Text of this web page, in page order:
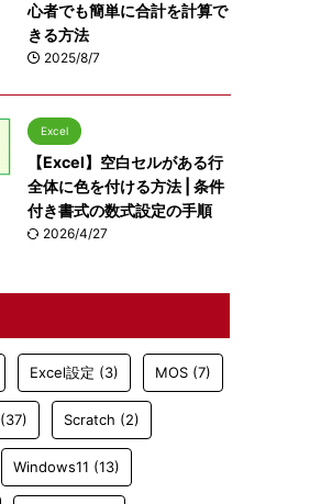
心者でも簡単に合計を計算で
きる方法
2025/8/7
Excel
【Excel】空白セルがある行
全体に色を付ける方法 | 条件
付き書式の数式設定の手順
2026/4/27
Excel設定 (3) MOS (7)
(37) Scratch (2)
Windows11 (13)